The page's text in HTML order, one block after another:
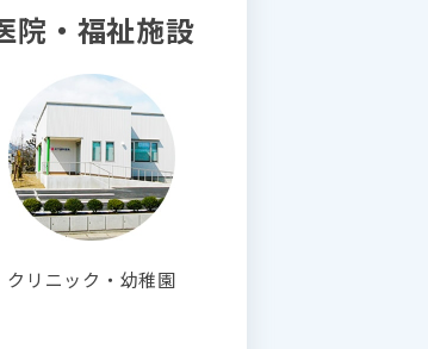
院・福祉施設
クリニック・幼稚園